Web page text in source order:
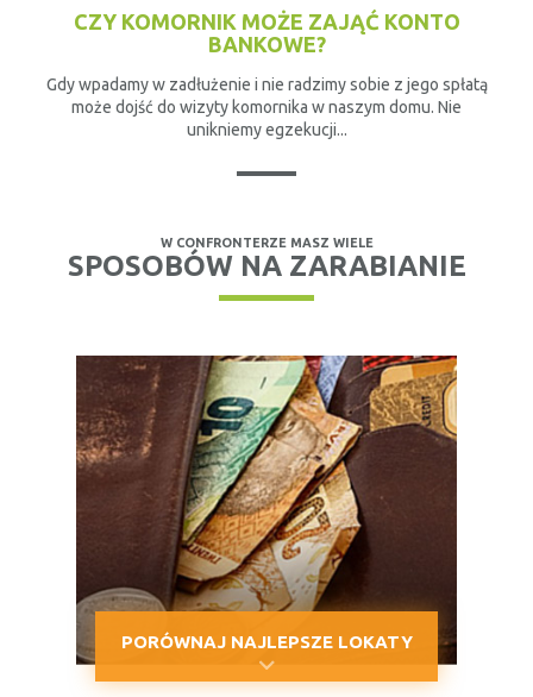
CZY KOMORNIK MOŻE ZAJĄĆ KONTO
BANKOWE?
Gdy wpadamy w zadłużenie i nie radzimy sobie z jego spłatą
może dojść do wizyty komornika w naszym domu. Nie
unikniemy egzekucji...
W CONFRONTERZE MASZ WIELE
SPOSOBÓW NA ZARABIANIE
PORÓWNAJ NAJLEPSZE LOKATY